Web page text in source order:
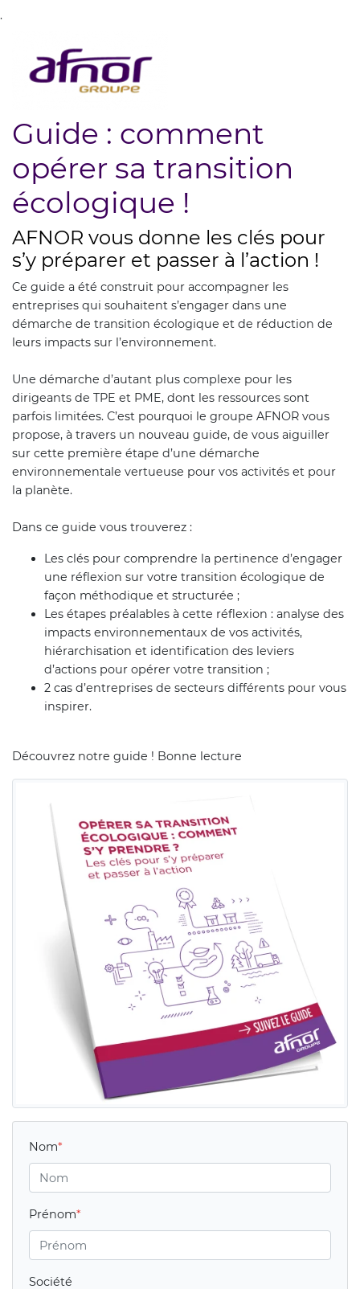
.
Guide : comment
opérer sa transition
écologique !
AFNOR vous donne les clés pour
s’y préparer et passer à l’action !
Ce guide a été construit pour accompagner les
entreprises qui souhaitent s’engager dans une
démarche de transition écologique et de réduction de
leurs impacts sur l’environnement.
Une démarche d’autant plus complexe pour les
dirigeants de TPE et PME, dont les ressources sont
parfois limitées. C’est pourquoi le groupe AFNOR vous
propose, à travers un nouveau guide, de vous aiguiller
sur cette première étape d’une démarche
environnementale vertueuse pour vos activités et pour
la planète.
Dans ce guide vous trouverez :
Les clés pour comprendre la pertinence d’engager
une réflexion sur votre transition écologique de
façon méthodique et structurée ;
Les étapes préalables à cette réflexion : analyse des
impacts environnementaux de vos activités,
hiérarchisation et identification des leviers
d’actions pour opérer votre transition ;
2 cas d’entreprises de secteurs différents pour vous
inspirer.
Découvrez notre guide ! Bonne lecture
Nom
Prénom
Société